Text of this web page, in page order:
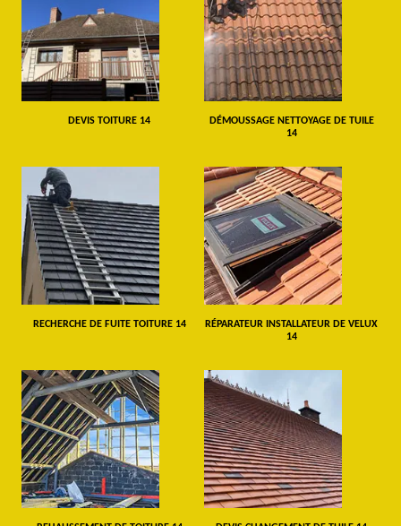
DEVIS TOITURE 14
DÉMOUSSAGE NETTOYAGE DE TUILE
14
RECHERCHE DE FUITE TOITURE 14
RÉPARATEUR INSTALLATEUR DE VELUX
14